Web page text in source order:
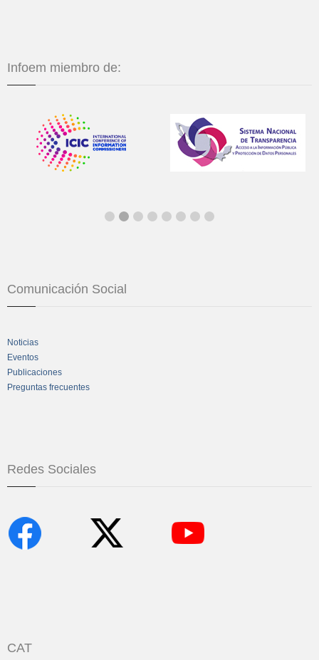
Infoem miembro de:
Comunicación Social
Noticias
Eventos
Publicaciones
Preguntas frecuentes
Redes Sociales
CAT